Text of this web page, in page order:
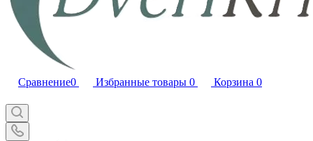
Сравнение0 Избранные товары 0 Корзина 0